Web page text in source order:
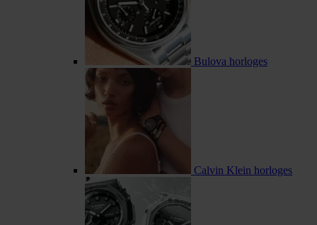
Bulova horloges
Calvin Klein horloges